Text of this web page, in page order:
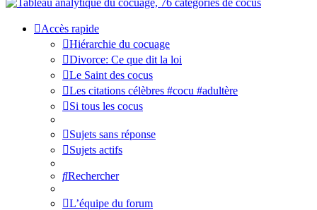
Accès rapide
Hiérarchie du cocuage
Divorce: Ce que dit la loi
Le Saint des cocus
Les citations célèbres #cocu #adultère
Si tous les cocus
Sujets sans réponse
Sujets actifs
Rechercher
L’équipe du forum